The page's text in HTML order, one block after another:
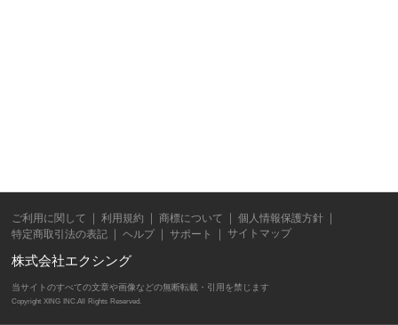
ご利用に関して 利用規約 商標について
個人情報保護方針
特定商取引法の表記
ヘルプ サポート サイトマップ
株式会社エクシング
当サイトのすべての文章や画像などの無断転載・引用を禁じます
Copyright XING INC.All Rights Reserved.